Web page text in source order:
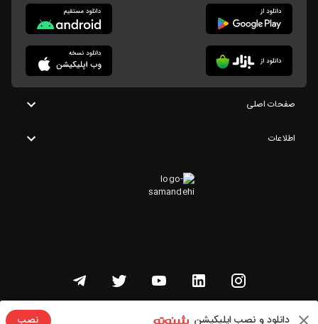
دانلود و نصب اپلیکیشن نصب
صفحات اصلی
اطلاعات
تمامی حقوق این وبسایت متعلق به شنوتو است